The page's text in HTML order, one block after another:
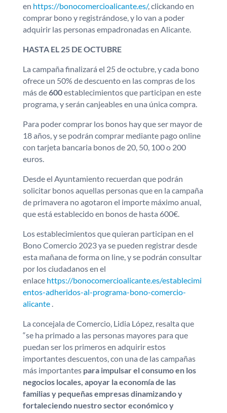
en https://bonocomercioalicante.es/, clickando en
comprar bono y registrándose, y lo van a poder
adquirir las personas empadronadas en Alicante.
HASTA EL 25 DE OCTUBRE
La campaña finalizará el 25 de octubre, y cada bono
ofrece un 50% de descuento en las compras de los
más de600establecimientos que participan en este
programa, y serán canjeables en una única compra.
Para poder comprar los bonos hay que ser mayor de
18 años, y se podrán comprar mediante pago online
con tarjeta bancaria bonos de 20, 50, 100 o 200
euros.
Desde el Ayuntamiento recuerdan que podrán
solicitar bonos aquellas personas que en la campaña
de primavera no agotaron el importe máximo anual,
que está establecido en bonos de hasta 600€.
Los establecimientos que quieran participan en el
Bono Comercio 2023 ya se pueden registrar desde
esta mañana de forma on line, y se podrán consultar
por los ciudadanos en el
enlace https://bonocomercioalicante.es/establecimi
entos-adheridos-al-programa-bono-comercio-
alicante.
La concejala de Comercio, Lidia López, resalta que
“se ha primado a las personas mayores para que
puedan ser los primeros en adquirir estos
importantes descuentos, con una de las campañas
más importantes para impulsar el consumo en los
negocios locales, apoyar la economía de las
familias y pequeñas empresas dinamizando y
fortaleciendo nuestro sector económico y